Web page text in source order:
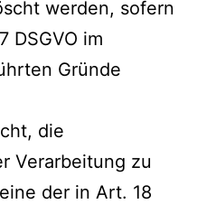
werden, sofern
DSGVO im
Gründe
die
Verarbeitung zu
der in Art. 18